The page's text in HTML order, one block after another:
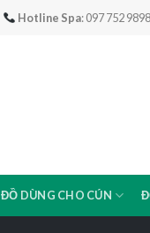
Hotline Spa: 097 752 9898
ĐỒ DÙNG CHO CÚN